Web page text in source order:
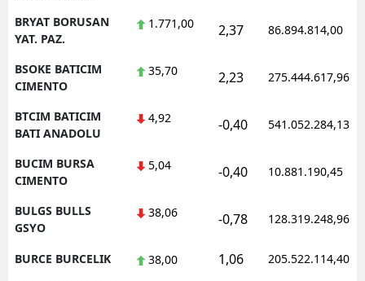
BRYAT BORUSAN
YAT. PAZ.
1.771,00 2,37 86.894.814,00
BSOKE BATICIM
CIMENTO
35,70 2,23 275.444.617,96
BTCIM BATICIM
BATI ANADOLU
4,92 -0,40 541.052.284,13
BUCIM BURSA
CIMENTO
5,04 -0,40 10.881.190,45
BULGS BULLS
GSYO
38,06 -0,78 128.319.248,96
BURCE BURCELIK 38,00 1,06 205.522.114,40